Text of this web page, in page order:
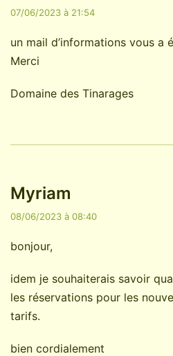
07/06/2023 à 21:54
un mail d’informations vous a
Merci
Domaine des Tinarages
Myriam
08/06/2023 à 08:40
bonjour,
idem je souhaiterais savoir
les réservations pour les
tarifs.
bien cordialement